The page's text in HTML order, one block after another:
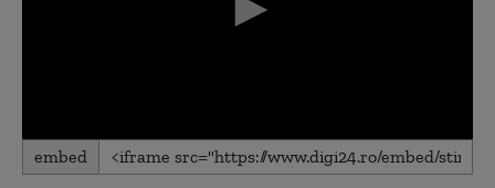
0
seconds
embed